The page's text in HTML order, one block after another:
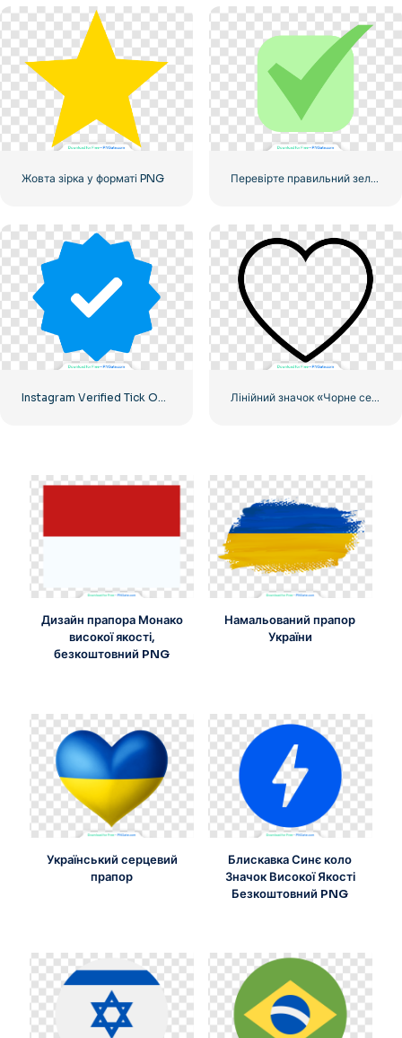
Жовта зірка у форматі PNG Перевірте правильний зелений значок, округлений
Лінійний значок «Чорне серце» – 2
Дизайн прапора Монако
високої якості,
безкоштовний PNG
Намальований прапор
України
Український серцевий
прапор
Блискавка Синє коло
Значок Високої Якості
Безкоштовний PNG